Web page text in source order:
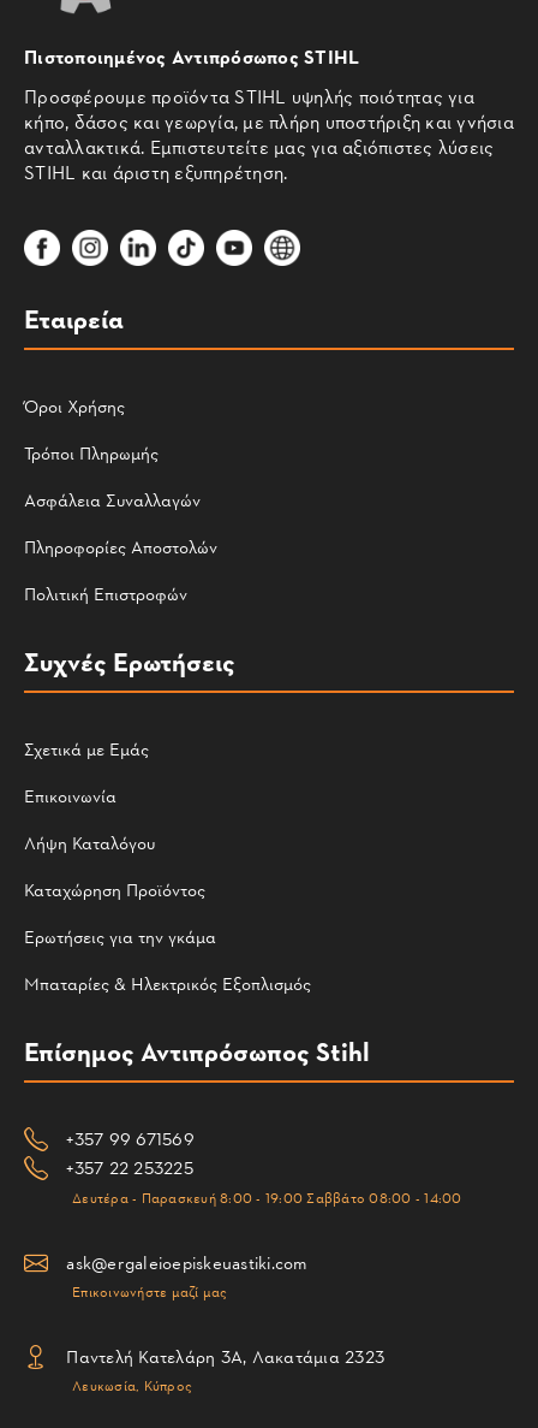
Πιστοποιημένος Αντιπρόσωπος STIHL
Προσφέρουμε προϊόντα STIHL υψηλής ποιότητας για
κήπο, δάσος και γεωργία, με πλήρη υποστήριξη και γνήσια
ανταλλακτικά. Εμπιστευτείτε μας για αξιόπιστες λύσεις
STIHL και άριστη εξυπηρέτηση.
Εταιρεία
Όροι Χρήσης
Τρόποι Πληρωμής
Ασφάλεια Συναλλαγών
Πληροφορίες Αποστολών
Πολιτική Επιστροφών
Συχνές Ερωτήσεις
Σχετικά με Εμάς
Επικοινωνία
Λήψη Καταλόγου
Καταχώρηση Προϊόντος
Ερωτήσεις για την γκάμα
Μπαταρίες & Ηλεκτρικός Εξοπλισμός
Επίσημος Αντιπρόσωπος Stihl
+357 99 671569
+357 22 253225
Δευτέρα - Παρασκευή 8:00 - 19:00 Σαββάτο 08:00 - 14:00
ask@ergaleioepiskeuastiki.com
Επικοινωνήστε μαζί μας
Παντελή Κατελάρη 3Α, Λακατάμια 2323
Λευκωσία, Κύπρος